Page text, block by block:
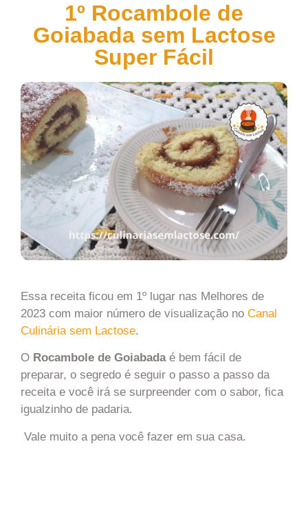
1º Rocambole de
Goiabada sem Lactose
Super Fácil
Essa receita ficou em 1º lugar nas Melhores de
2023 com maior número de visualização no Canal
Culinária sem Lactose.
O Rocambole de Goiabadaé bem fácil de
preparar, o segredo é seguir o passo a passo da
receita e você irá se surpreender com o sabor, fica
igualzinho de padaria.
Vale muito a pena você fazer em sua casa.